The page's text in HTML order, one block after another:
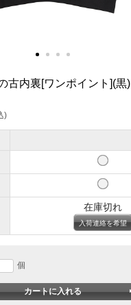
古内裏[ワンポイント](黒)
)
在庫切れ
入荷連絡を希望
個